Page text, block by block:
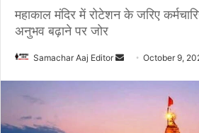
महाकाल मंदिर में रोटेशन के जरिए
अनुभव बढ़ाने पर जोर
Samachar Aaj Editor
SendOctober 9,